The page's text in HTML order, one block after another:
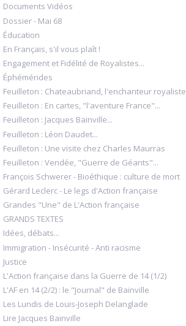
Documents Vidéos
Dossier - Mai 68
Éducation
En Français, s'il vous plaît !
Engagement et Fidélité de Royalistes...
Éphémérides
Feuilleton : Chateaubriand, l'enchanteur royaliste
Feuilleton : En cartes, "l'aventure France"...
Feuilleton : Jacques Bainville...
Feuilleton : Léon Daudet...
Feuilleton : Une visite chez Charles Maurras
Feuilleton : Vendée, "Guerre de Géants"...
François Schwerer - Bioéthique : culture de mort
Gérard Leclerc - Le legs d'Action française
Grandes "Une" de L'Action française
GRANDS TEXTES
Idées, débats...
Immigration - Insécurité - Anti racisme
Justice
L'Action française dans la Guerre de 14 (1/2)
L'AF en 14 (2/2) : le "Journal" de Bainville
Les Lundis de Louis-Joseph Delanglade
Lire Jacques Bainville